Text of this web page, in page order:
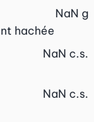
hachée
NaN g
NaN c.s.
NaN c.s.